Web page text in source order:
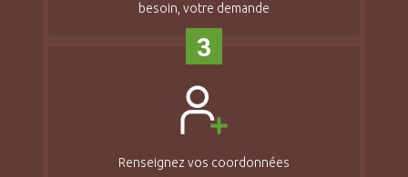
besoin, votre demande
3
Renseignez vos coordonnées